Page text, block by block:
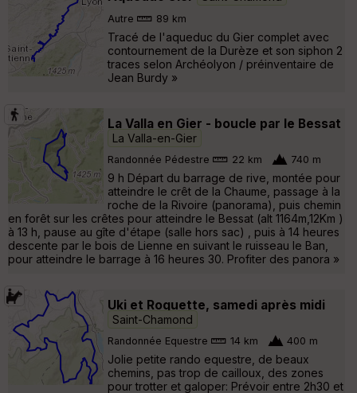
Autre 89 km
Tracé de l'aqueduc du Gier complet avec
contournement de la Durèze et son siphon 2
traces selon Archéolyon / préinventaire de
Jean Burdy »
La Valla en Gier - boucle par le Bessat
La Valla-en-Gier
Randonnée Pédestre 22 km 740 m
9 h Départ du barrage de rive, montée pour
atteindre le crêt de la Chaume, passage à la
roche de la Rivoire (panorama), puis chemin
en forêt sur les crêtes pour atteindre le Bessat (alt 1164m,12Km )
à 13 h, pause au gîte d'étape (salle hors sac) , puis à 14 heures
descente par le bois de Lienne en suivant le ruisseau le Ban,
pour atteindre le barrage à 16 heures 30. Profiter des panora »
Uki et Roquette, samedi après midi
Saint-Chamond
Randonnée Equestre 14 km 400 m
Jolie petite rando equestre, de beaux
chemins, pas trop de cailloux, des zones
pour trotter et galoper: Prévoir entre 2h30 et